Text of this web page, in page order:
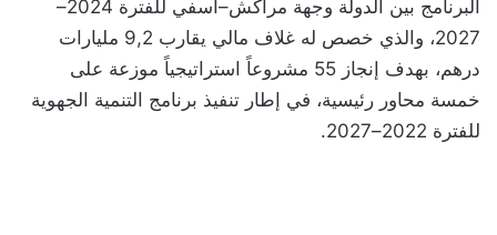
البرنامج بين الدولة وجهة مراكش–آسفي للفترة 2024–
2027، والذي خصص له غلاف مالي يقارب 9,2 مليارات
درهم، بهدف إنجاز 55 مشروعاً استراتيجياً موزعة على
خمسة محاور رئيسية، في إطار تنفيذ برنامج التنمية الجهوية
للفترة 2022–2027.